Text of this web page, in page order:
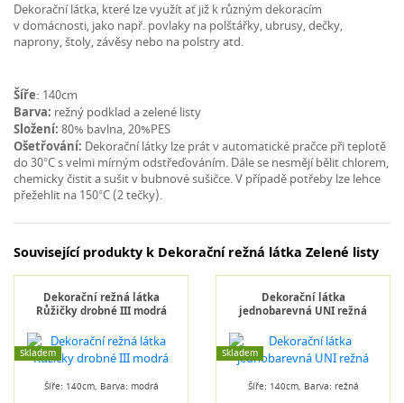
Dekorační látka, které lze využít ať již k různým dekoracím
v domácnosti, jako např. povlaky na polštářky, ubrusy, dečky,
naprony, štoly, závěsy nebo na polstry atd.
Šíře: 140cm
Barva: režný podklad a zelené listy
Složení: 80% bavlna, 20%PES
Ošetřování: Dekorační látky lze prát v automatické pračce při teplotě
do 30°C s velmi mírným odstřeďováním. Dále se nesmějí bělit chlorem,
chemicky čistit a sušit v bubnové sušičce. V případě potřeby lze lehce
přežehlit na 150°C (2 tečky).
Související produkty k Dekorační režná látka Zelené listy
Dekorační režná látka
Růžičky drobné III modrá
Skladem
Šíře: 140cm, Barva: modrá
Dekorační látka
jednobarevná UNI režná
Skladem
Šíře: 140cm, Barva: režná